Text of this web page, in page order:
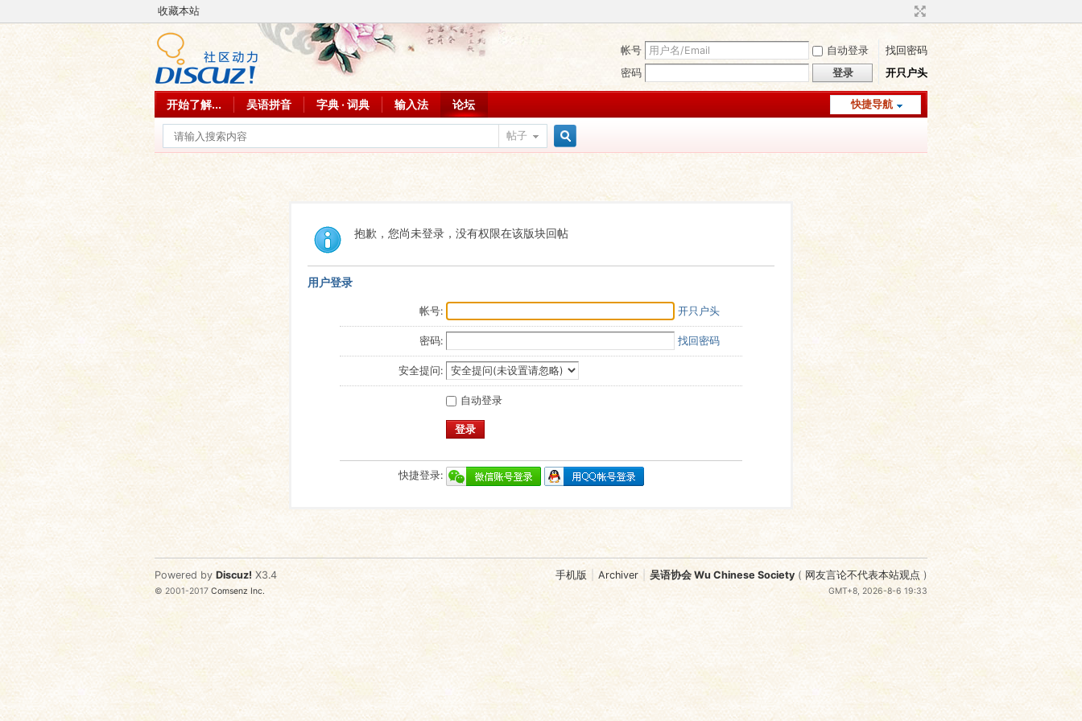
收藏本站
帐号 自动登录
找回密码
密码
登录 开只户头
快捷导航
开始了解... 吴语拼音 字典 · 词典 输入法 论坛
帖子
索
抱歉，您尚未登录，没有权限在该版块回帖
用户登录
帐号: 开只户头
密码: 找回密码
安全提问:
自动登录
登录
快捷登录:
手机版 Archiver 吴语协会 Wu Chinese Society ( 网友言论不代表本站观点 )
GMT+8, 2026-8-6 19:33
Powered by Discuz! X3.4
© 2001-2017Comsenz Inc.